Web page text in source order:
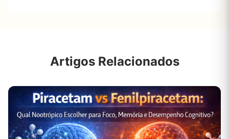
Artigos Relacionados